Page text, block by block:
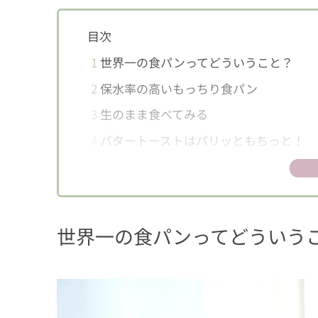
目次
1 世界一の食パンってどういうこと？
2 保水率の高いもっちり食パン
3 生のまま食べてみる
バタートーストはパリッともちっと！
6保存方法は？
世界一の食パンってどういう